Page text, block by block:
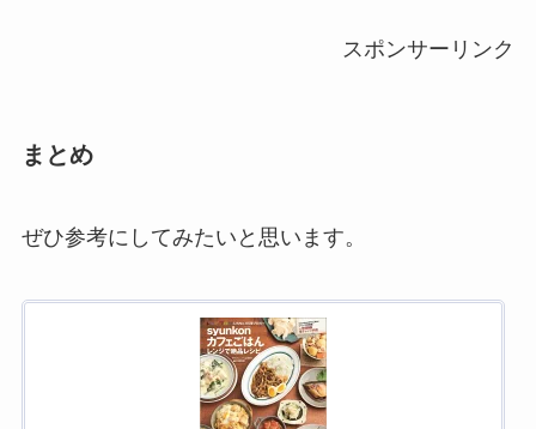
スポンサーリンク
まとめ
ぜひ参考にしてみたいと思います。